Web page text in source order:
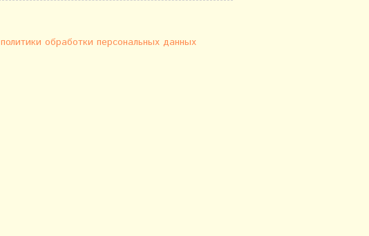
политики обработки персональных данных